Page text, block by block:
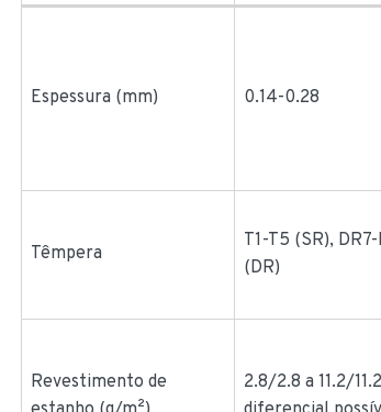
Espessura (mm) 0.14-0.28
Têmpera
T1-T5 (SR),
(DR)
Revestimento de
2.8/2.8 a 11.2/